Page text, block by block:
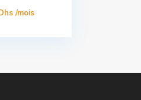
/mois